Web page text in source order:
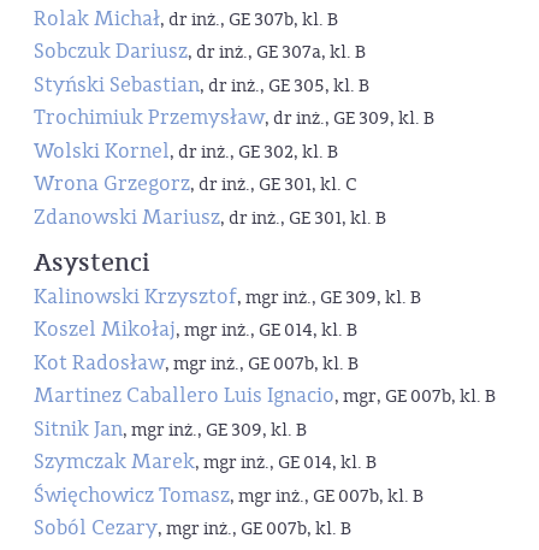
Rolak Michał, dr inż., GE 307b, kl. B
Sobczuk Dariusz, dr inż., GE 307a, kl. B
Styński Sebastian, dr inż., GE 305, kl. B
Trochimiuk Przemysław, dr inż., GE 309, kl. B
Wolski Kornel, dr inż., GE 302, kl. B
Wrona Grzegorz, dr inż., GE 301, kl. C
Zdanowski Mariusz, dr inż., GE 301, kl. B
Asystenci
Kalinowski Krzysztof, mgr inż., GE 309, kl. B
Koszel Mikołaj, mgr inż., GE 014, kl. B
Kot Radosław, mgr inż., GE 007b, kl. B
Martinez Caballero Luis Ignacio, mgr, GE 007b, kl. B
Sitnik Jan, mgr inż., GE 309, kl. B
Szymczak Marek, mgr inż., GE 014, kl. B
Święchowicz Tomasz, mgr inż., GE 007b, kl. B
Soból Cezary, mgr inż., GE 007b, kl. B